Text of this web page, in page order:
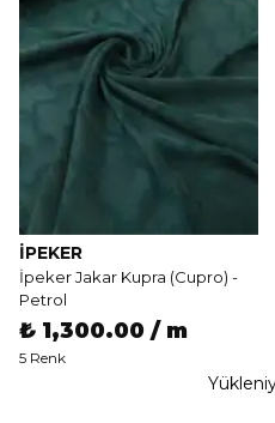
İPEKER
İpeker Jakar Kupra (Cupro) -
Petrol
₺ 1,300.00 / m
5 Renk